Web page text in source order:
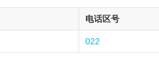
电话区号
022